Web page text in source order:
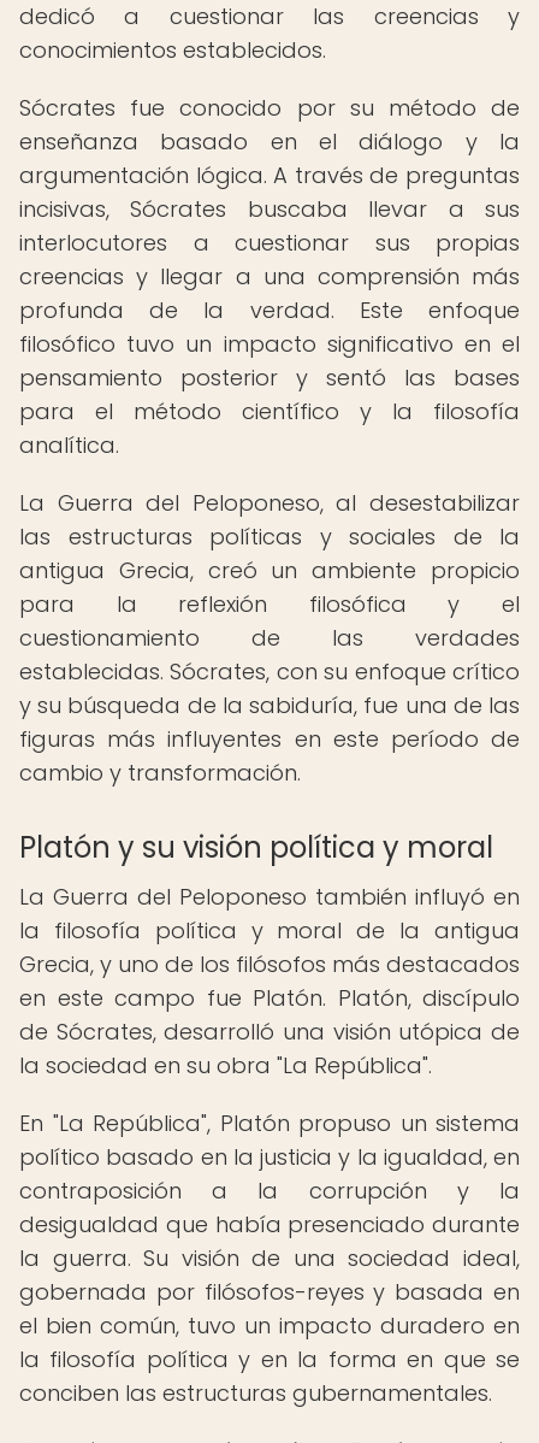
dedicó a cuestionar las creencias y
conocimientos establecidos.
Sócrates fue conocido por su método de
enseñanza basado en el diálogo y la
argumentación lógica. A través de preguntas
incisivas, Sócrates buscaba llevar a sus
interlocutores a cuestionar sus propias
creencias y llegar a una comprensión más
profunda de la verdad. Este enfoque
filosófico tuvo un impacto significativo en el
pensamiento posterior y sentó las bases
para el método científico y la filosofía
analítica.
La Guerra del Peloponeso, al desestabilizar
las estructuras políticas y sociales de la
antigua Grecia, creó un ambiente propicio
para la reflexión filosófica y el
cuestionamiento de las verdades
establecidas. Sócrates, con su enfoque crítico
y su búsqueda de la sabiduría, fue una de las
figuras más influyentes en este período de
cambio y transformación.
Platón y su visión política y moral
La Guerra del Peloponeso también influyó en
la filosofía política y moral de la antigua
Grecia, y uno de los filósofos más destacados
en este campo fue Platón. Platón, discípulo
de Sócrates, desarrolló una visión utópica de
la sociedad en su obra "La República".
En "La República", Platón propuso un sistema
político basado en la justicia y la igualdad, en
contraposición a la corrupción y la
desigualdad que había presenciado durante
la guerra. Su visión de una sociedad ideal,
gobernada por filósofos-reyes y basada en
el bien común, tuvo un impacto duradero en
la filosofía política y en la forma en que se
conciben las estructuras gubernamentales.